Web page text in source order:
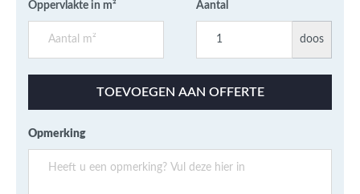
Oppervlakte in m² Aantal
doos
TOEVOEGEN AAN OFFERTE
Opmerking